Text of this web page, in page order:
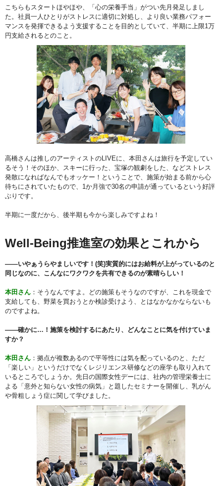
こちらもスタートほやほや、「心の栄養手当」がつい先月発足しまし
た。社員一人ひとりがストレスに適切に対処し、より良い業務パフォー
マンスを発揮できるよう支援することを目的としていて、半期に上限1万
円支給されるとのこと。
高橋さんは推しのアーティストのLIVEに、本田さんは旅行を予定してい
るそう！そのほか、スキーに行った、宝塚の観劇をした、などストレス
発散になればなんでもオッケー！ということで、施策が始まる前から心
待ちにされていたもので、1か月強で30名の申請が通っているという好評
ぶりです。
半期に一度だから、後半期も今から楽しみですよね！
Well-Being推進室の効果とこれから
――いやぁうらやましいです！(笑)実質的にはお給料が上がっているのと
同じなのに、こんなにワクワクを共有できるのが素晴らしい！
本田さん ：そうなんですよ。どの施策もそうなのですが、これを現金で
支給しても、野菜を買おうとか検診受けよう、とはなかなかならないも
のですよね。
――確かに…！施策を検討するにあたり、どんなことに気を付けていま
すか？
本田さん ：拠点が複数あるので平等性には気を配っているのと、ただ
「楽しい」というだけでなくレジリエンス研修などの座学も取り入れて
いるところでしょうか。先日の国際女性デーには、社内の管理栄養士に
よる「意外と知らない女性の病気」と題したセミナーを開催し、乳がん
や骨粗しょう症に関して学びました。